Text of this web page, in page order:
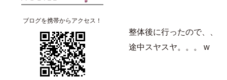
ブログを携帯からアクセス！
整体後に行ったので、、
途中スヤスヤ。。。 w